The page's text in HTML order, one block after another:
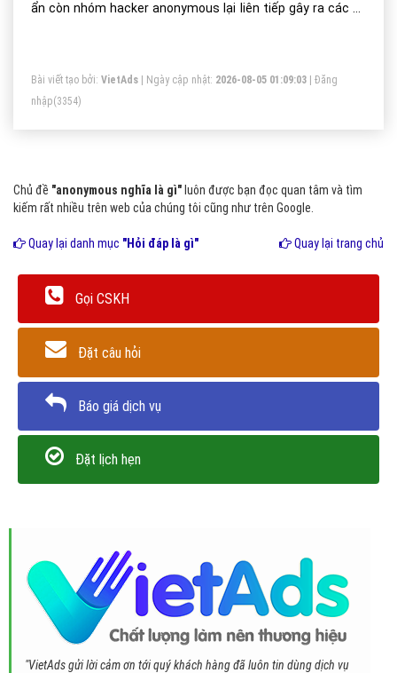
ẩn còn nhóm hacker anonymous lại liên tiếp gây ra các vụ
Bài viết tạo bởi: VietAds | Ngày cập nhật: 2026-08-05 01:09:03
Đăng
nhập(3354)
Chủ đề "anonymous nghĩa là gì" luôn được bạn đọc quan tâm và tìm
kiếm rất nhiều trên web của chúng tôi cũng như trên Google.
Quay lại danh mục "Hỏi đáp là gì" Quay lại trang chủ
Gọi CSKH
Đặt câu hỏi
Báo giá dịch vụ
Đặt lịch hẹn
"VietAds gửi lời cảm ơn tới quý khách hàng đã luôn tin dùng dịch vụ